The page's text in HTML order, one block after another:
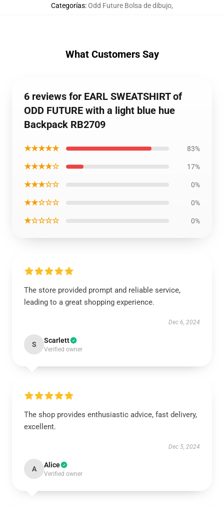
Categorías:Odd Future Bolsa de dibujo,
What Customers Say
6 reviews for EARL SWEATSHIRT of
ODD FUTURE with a light blue hue
Backpack RB2709
★★★★★ 83%
★★★★☆ 17%
★★★☆☆ 0%
★★☆☆☆ 0%
★☆☆☆☆ 0%
The store provided prompt and reliable service,
leading to a great shopping experience.
Dec 6, 2024
S Scarlett
Verified owner
The shop provides enthusiastic advice, fast delivery,
excellent.
Dec 5, 2024
A Alice
Verified owner